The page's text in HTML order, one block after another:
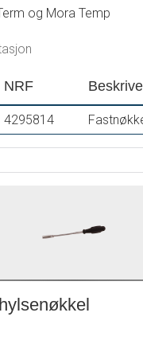
og Mora Temp
NRF
4295814